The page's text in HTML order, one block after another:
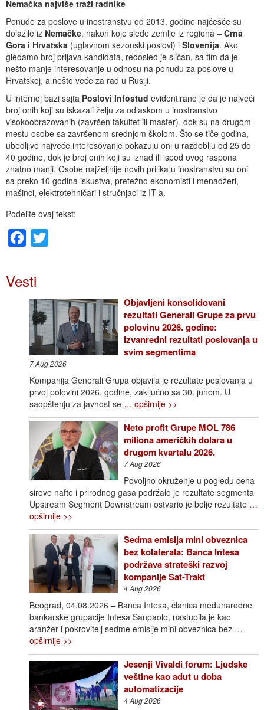
Nemačka najviše traži radnike
Ponude za poslove u inostranstvu od 2013. godine najčešće su
dolazile iz Nemačke, nakon koje slede zemlje iz regiona – Crna
Gora i Hrvatska (uglavnom sezonski poslovi) i Slovenija. Ako
gledamo broj prijava kandidata, redosled je sličan, sa tim da je
nešto manje interesovanje u odnosu na ponudu za poslove u
Hrvatskoj, a nešto veće za rad u Rusiji.
U internoj bazi sajta Poslovi Infostud evidentirano je da je najveći
broj onih koji su iskazali želju za odlaskom u inostranstvo
visokoobrazovanih (završen fakultet ili master), dok su na drugom
mestu osobe sa završenom srednjom školom. Što se tiče godina,
ubedljivo najveće interesovanje pokazuju oni u razdoblju od 25 do
40 godine, dok je broj onih koji su iznad ili ispod ovog raspona
znatno manji. Osobe najželjnije novih prilika u inostranstvu su oni
sa preko 10 godina iskustva, pretežno ekonomisti i menadžeri,
mašinci, elektrotehničari i stručnjaci iz IT-a.
Podelite ovaj tekst:
Facebook
Vesti
Objavljeni konsolidovani
rezultati Generali Grupe za prvu
polovinu 2026. godine:
Izvanredni rezultati poslovanja u
svim segmentima
7 Aug 2026
Kompanija Generali Grupa objavila je rezultate poslovanja u
prvoj polovini 2026. godine, zaključno sa 30. junom. U
saopštenju za javnost se … opširnije >>
Neto profit Grupe MOL 786
miliona američkih dolara u
drugom kvartalu 2026.
7 Aug 2026
Povoljno okruženje u pogledu cena
sirove nafte i prirodnog gasa podržalo je rezultate segmenta
Upstream Segment Downstream ostvario je bolje rezultate …
opširnije >>
Sedma emisija mini obveznica
bez kolaterala: Banca Intesa
podržava strateški razvoj
kompanije Sat-Trakt
4 Aug 2026
Beograd, 04.08.2026 – Banca Intesa, članica međunarodne
bankarske grupacije Intesa Sanpaolo, nastupila je kao
aranžer i pokrovitelj sedme emisije mini obveznica bez …
opširnije >>
Jesenji Vivaldi forum: Ljudske
veštine kao adut u doba
automatizacije
4 Aug 2026